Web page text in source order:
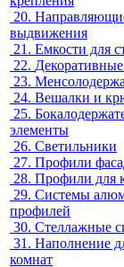
20.
выдвижения
21. Емкости для
22.
23.
24. Вешалки и
25.
элементы
26. Светильники
27. Профили
28. Профили для
29. Системы
профилей
30. Стеллажные
31. Наполнение
комнат